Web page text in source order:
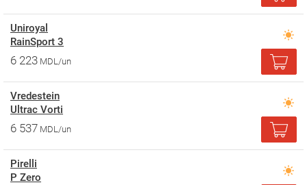
Uniroyal
RainSport 3
6 223 MDL/un
Vredestein
Ultrac Vorti
6 537 MDL/un
Pirelli
P Zero